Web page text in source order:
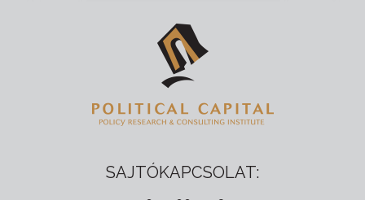
SAJTÓKAPCSOLAT: